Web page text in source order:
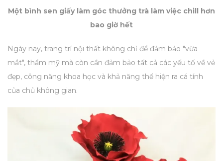
Một bình sen giấy làm góc thưởng trà làm việc chill hơn
bao giờ hết
Ngày nay, trang trí nội thất không chỉ để đảm bảo "vừa
mắt", thẩm mỹ mà còn cần đảm bảo tất cả các yếu tố về vẻ
đẹp, công năng khoa học và khả năng thể hiện ra cá tính
của chủ không gian.